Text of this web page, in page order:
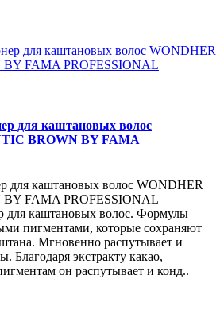
для каштановых волос
BROWN BY FAMA
для каштановых волос WONDHER
FAMA PROFESSIONAL
для каштановых волос. Формулы
пигментами, которые сохраняют
Мгновенно распутывает и
Благодаря экстракту какао,
он распутывает и конд..